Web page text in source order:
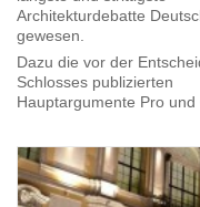
Architekturdebatte
gewesen.
Dazu die vor der
Schlosses publizierten
Hauptargumente Pro